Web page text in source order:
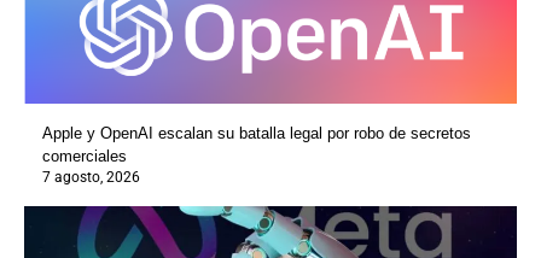
Apple y OpenAI escalan su batalla legal por robo de secretos
comerciales
7 agosto, 2026